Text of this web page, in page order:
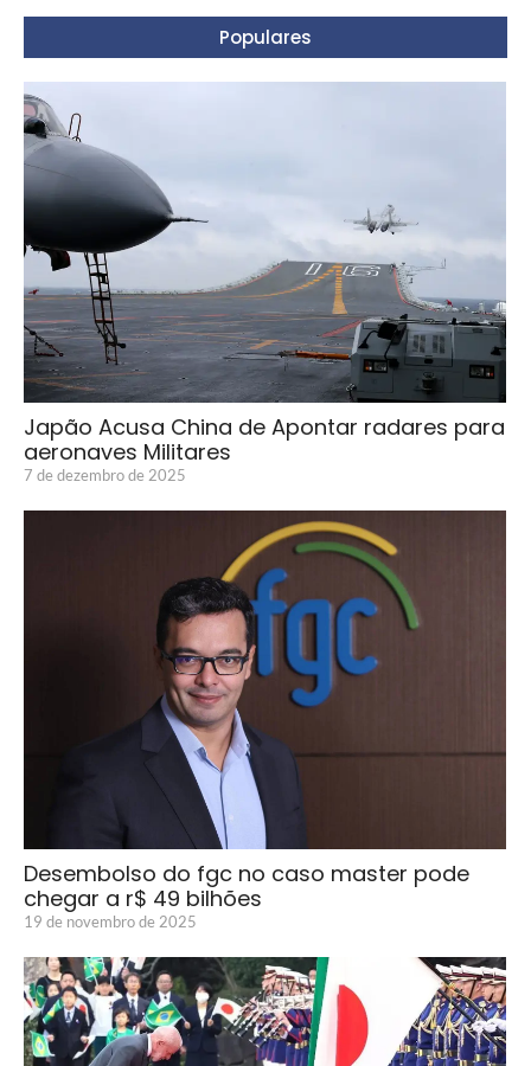
Populares
Japão Acusa China de Apontar radares para
aeronaves Militares
7 de dezembro de 2025
Desembolso do fgc no caso master pode
chegar a r$ 49 bilhões
19 de novembro de 2025